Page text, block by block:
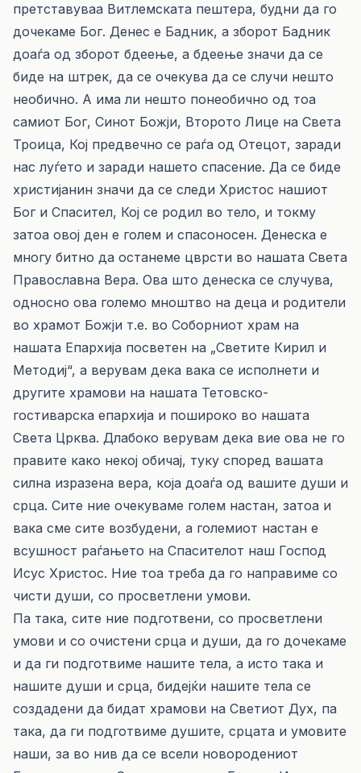
претставуваа Витлемската пештера, будни да го
дочекаме Бог. Денес е Бадник, а зборот Бадник
доаѓа од зборот бдеење, а бдеење значи да се
биде на штрек, да се очекува да се случи нешто
необично. А има ли нешто понеобично од тоа
самиот Бог, Синот Божји, Второто Лице на Света
Троица, Кој предвечно се раѓа од Отецот, заради
нас луѓето и заради нашето спасение. Да се биде
христијанин значи да се следи Христос нашиот
Бог и Спасител, Кој се родил во тело, и токму
затоа овој ден е голем и спасоносен. Денеска е
многу битно да останеме цврсти во нашата Света
Православна Вера. Ова што денеска се случува,
односно ова големо мноштво на деца и родители
во храмот Божји т.е. во Соборниот храм на
нашата Епархија посветен на „Светите Кирил и
Методиј“, а верувам дека вака се исполнети и
другите храмови на нашата Тетовско-
гостиварска епархија и пошироко во нашата
Света Црква. Длабоко верувам дека вие ова не го
правите како некој обичај, туку според вашата
силна изразена вера, која доаѓа од вашите души и
срца. Сите ние очекуваме голем настан, затоа и
вака сме сите возбудени, а големиот настан е
всушност раѓањето на Спасителот наш Господ
Исус Христос. Ние тоа треба да го направиме со
чисти души, со просветлени умови.
Па така, сите ние подготвени, со просветлени
умови и со очистени срца и души, да го дочекаме
и да ги подготвиме нашите тела, а исто така и
нашите души и срца, бидејќи нашите тела се
создадени да бидат храмови на Светиот Дух, па
така, да ги подготвиме душите, срцата и умовите
наши, за во нив да се всели новородениот